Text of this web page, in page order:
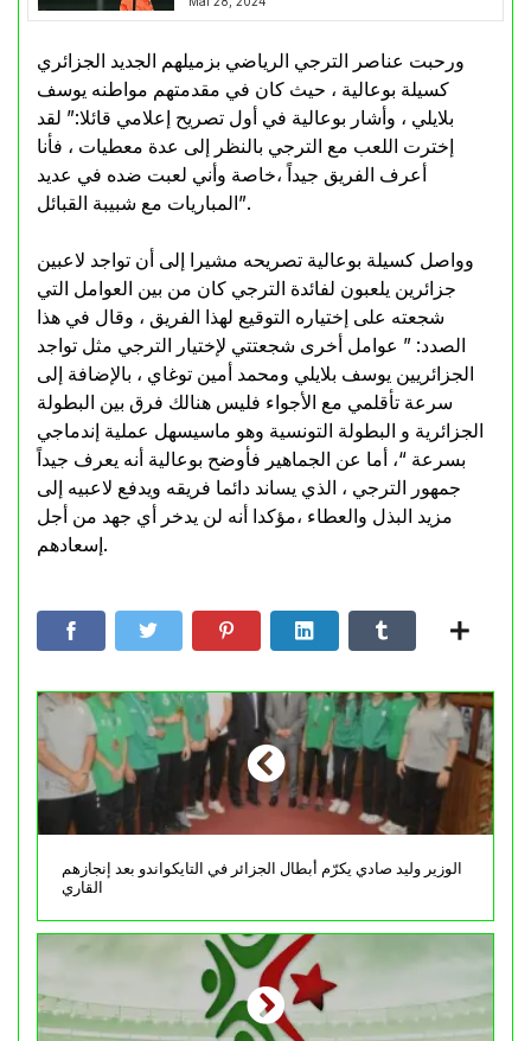
ورحبت عناصر الترجي الرياضي بزميلهم الجديد الجزائري
كسيلة بوعالية ، حيث كان في مقدمتهم مواطنه يوسف
بلايلي ، وأشار بوعالية في أول تصريح إعلامي قائلا:” لقد
إخترت اللعب مع الترجي بالنظر إلى عدة معطيات ، فأنا
أعرف الفريق جيداً ،خاصة وأني لعبت ضده في عديد
المباريات مع شبيبة القبائل”.
وواصل كسيلة بوعالية تصريحه مشيرا إلى أن تواجد لاعبين
جزائرين يلعبون لفائدة الترجي كان من بين العوامل التي
شجعته على إختياره التوقيع لهذا الفريق ، وقال في هذا
الصدد: ” عوامل أخرى شجعتتي لإختيار الترجي مثل تواجد
الجزائريين يوسف بلايلي ومحمد أمين توغاي ، بالإضافة إلى
سرعة تأقلمي مع الأجواء فليس هنالك فرق بين البطولة
الجزائرية و البطولة التونسية وهو ماسيسهل عملية إندماجي
بسرعة “، أما عن الجماهير فأوضح بوعالية أنه يعرف جيداً
جمهور الترجي ، الذي يساند دائما فريقه ويدفع لاعبيه إلى
مزيد البذل والعطاء ،مؤكدا أنه لن يدخر أي جهد من أجل
إسعادهم.
الوزير وليد صادي يكرّم أبطال الجزائر في التايكواندو بعد إنجازهم
القاري